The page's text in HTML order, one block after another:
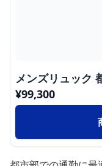
メンズリュック
¥99,300